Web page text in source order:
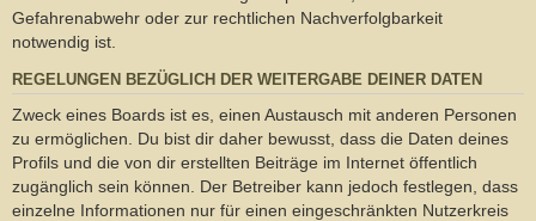
Gefahrenabwehr oder zur rechtlichen Nachverfolgbarkeit
notwendig ist.
REGELUNGEN BEZÜGLICH DER WEITERGABE DEINER DATEN
Zweck eines Boards ist es, einen Austausch mit anderen Personen
zu ermöglichen. Du bist dir daher bewusst, dass die Daten deines
Profils und die von dir erstellten Beiträge im Internet öffentlich
zugänglich sein können. Der Betreiber kann jedoch festlegen, dass
einzelne Informationen nur für einen eingeschränkten Nutzerkreis